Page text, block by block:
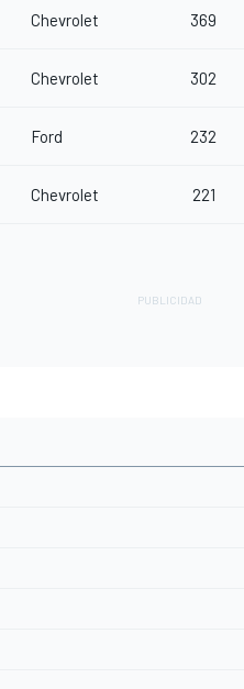
Chevrolet 369
Chevrolet 302
Ford 232
Chevrolet 221